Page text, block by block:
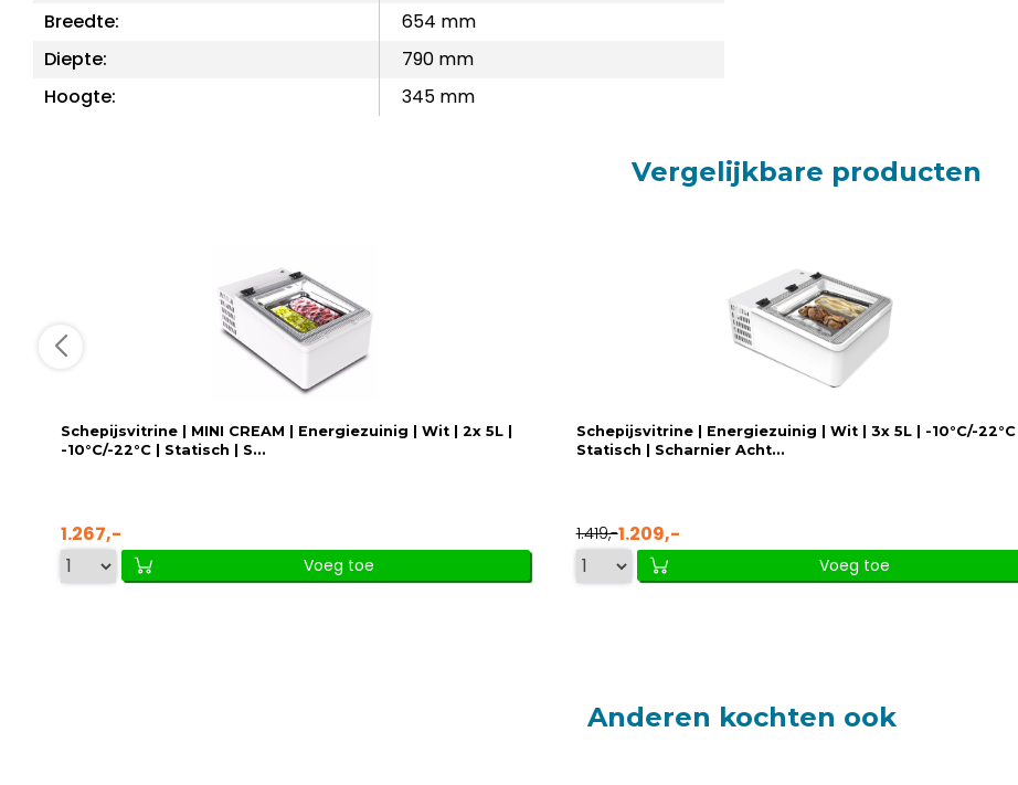
Breedte:
654 mm
Diepte:
790 mm
Hoogte:
345 mm
Vergelijkbare producten
Schepijsvitrine | MINI CREAM | Energiezuinig | Wit | 2x 5L |
-10°C/-22°C | Statisch | S...
1.267,-
Voeg toe
Schepijsvitrine | Energiezuinig | Wit | 3x 5L | -10°C/-22°C |
Statisch | Scharnier Acht...
1.419,-1.209,-
Voeg toe
Anderen kochten ook